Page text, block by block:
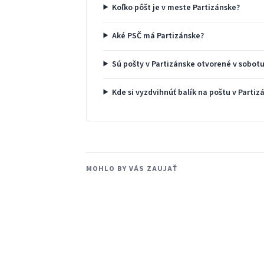
Koľko pôšt je v meste Partizánske?
Aké PSČ má Partizánske?
Sú pošty v Partizánske otvorené v
Kde si vyzdvihnúť balík na poštu v
MOHLO BY VÁS ZAUJAŤ